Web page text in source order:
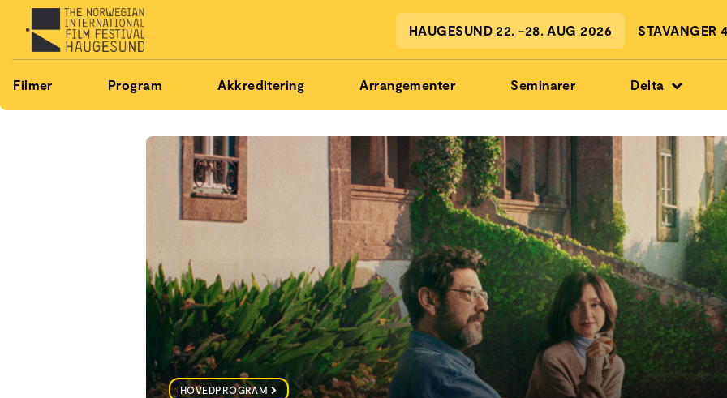
HAUGESUND 22. -28. AUG 2026 STAVANGER
Filmer Program Akkreditering Arrangementer Seminarer Delta
HOVEDPROGRAM